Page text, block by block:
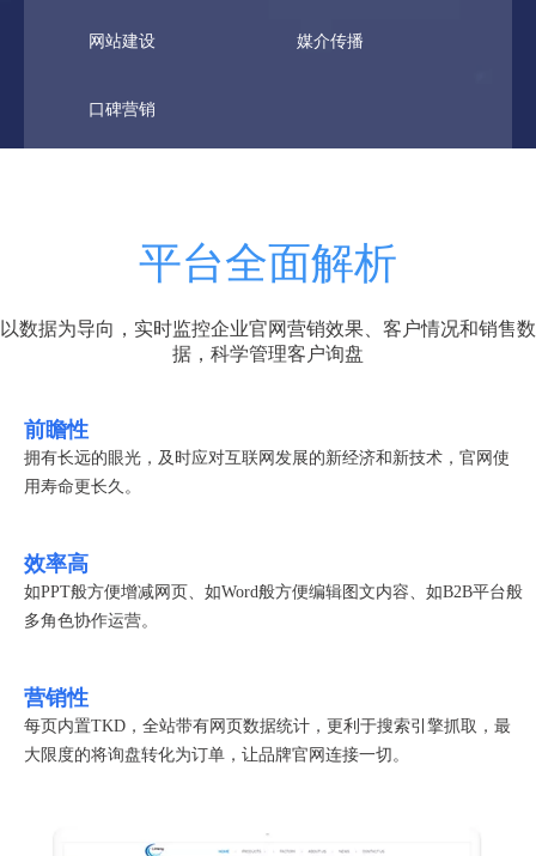
网站建设 媒介传播
口碑营销
平台全面解析
以数据为导向，实时监控企业官网营销效果、客户情况和销售数
据，科学管理客户询盘
前瞻性
拥有长远的眼光，及时应对互联网发展的新经济和新技术，官网使
用寿命更长久。
效率高
如PPT般方便增减网页、如Word般方便编辑图文内容、如B2B平台般
多角色协作运营。
营销性
每页内置TKD，全站带有网页数据统计，更利于搜索引擎抓取，最
大限度的将询盘转化为订单，让品牌官网连接一切。